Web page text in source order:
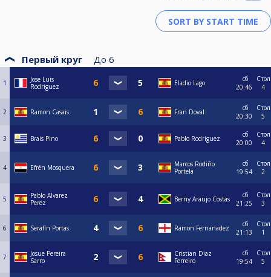
Первый круг До 6
1
Jose Luis
Rodriguez
Eladio Lago
сб
20:46
Стол
4
2 Ramon Casais Fran Doval
сб
20:30
Стол
5
3 Brais Pino Pablo Rodríguez
сб
20:00
Стол
4
4 Efrén Mosquera
Marcos Rodiño
Portela
сб
19:54
Стол
2
5
Pablo Alvarez
Perez
Berny Araujo Costas
сб
21:25
Стол
3
6 Serafín Portas Ramon Fernanadez
сб
21:13
Стол
1
7
Josue Pereira
Sarro
Cristian Diaz
Ferreiro
сб
19:54
Стол
5